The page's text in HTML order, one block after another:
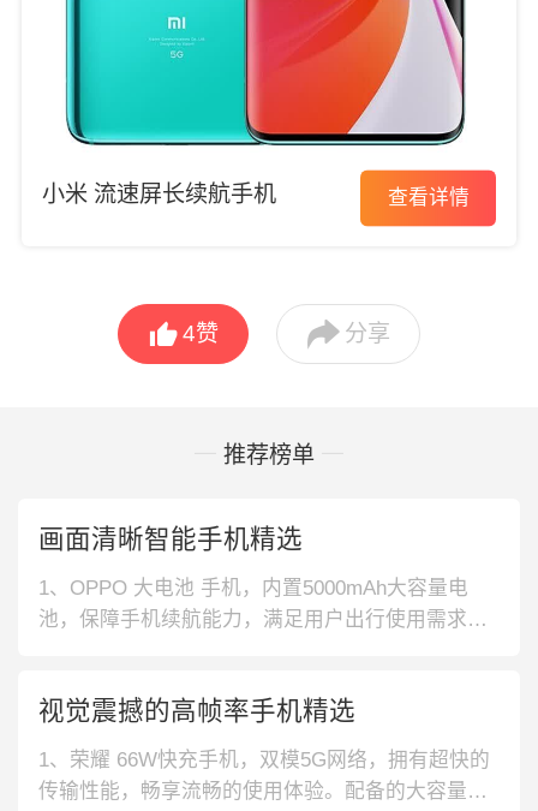
小米 流速屏长续航手机 查看详情
4赞  分享
推荐榜单
画面清晰智能手机精选
1、OPPO 大电池 手机，内置5000mAh大容量电
池，保障手机续航能力，满足用户出行使用需求。
护眼屏幕，真正保护眼睛的配置，让阅读更加舒
适。采用AG磨砂工艺，打造质感外观，令人爱不释
手。3、荣耀 高屏占比
视觉震撼的高帧率手机精选
1、荣耀 66W快充手机，双模5G网络，拥有超快的
传输性能，畅享流畅的使用体验。配备的大容量电